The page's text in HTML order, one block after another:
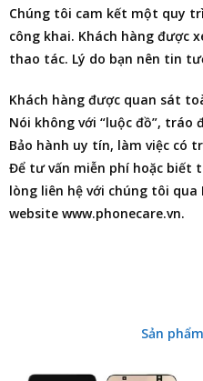
Chúng tôi cam kết một quy
công khai. Khách hàng được
thao tác. Lý do bạn nên tin
Khách hàng được quan sát
Nói không với “luộc đồ”, tráo
Bảo hành uy tín, làm việc có
Để tư vấn miễn phí hoặc biết
lòng liên hệ với chúng tôi qua
website www.phonecare.vn.
Sản